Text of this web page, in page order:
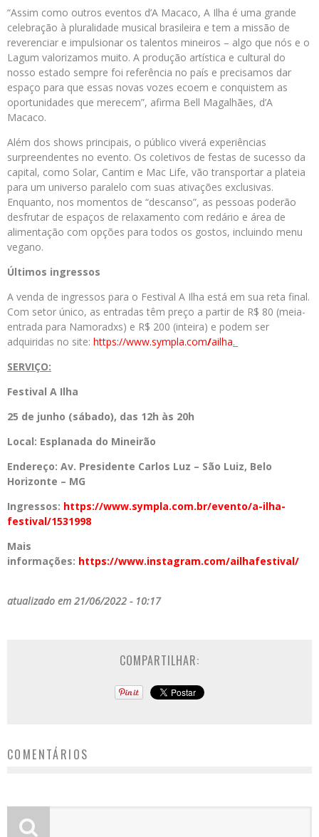
“Assim como outros eventos d’A Macaco, A Ilha é uma grande
celebração à pluralidade musical brasileira e tem a missão de
reverenciar e impulsionar os talentos mineiros – algo que nós e o
Lagum valorizamos muito. A produção artística e cultural do
nosso estado sempre foi referência no país e precisamos dar
espaço para que essas novas vozes ecoem e conquistem as
oportunidades que merecem”, afirma Bell Magalhães, d’A
Macaco.
Além dos shows principais, o público viverá experiências
surpreendentes no evento. Os coletivos de festas de sucesso da
capital, como Solar, Cantim e Mac Life, vão transportar a plateia
para um universo paralelo com suas ativações exclusivas.
Enquanto, nos momentos de “descanso”, as pessoas poderão
desfrutar de espaços de relaxamento com redário e área de
alimentação com opções para todos os gostos, incluindo menu
vegano.
Últimos ingressos
A venda de ingressos para o Festival A Ilha está em sua reta final.
Com setor único, as entradas têm preço a partir de R$ 80 (meia-
entrada para Namoradxs) e R$ 200 (inteira) e podem ser
adquiridas no site: https://www.sympla.com/ailha.
SERVIÇO:
Festival A Ilha
25 de junho (sábado), das 12h às 20h
Local: Esplanada do Mineirão
Endereço: Av. Presidente Carlos Luz – São Luiz, Belo
Horizonte – MG
Ingressos: https://www.sympla.com.br/evento/a-ilha-
festival/1531998
Mais
informações: https://www.instagram.com/ailhafestival/
atualizado em 21/06/2022 - 10:17
COMPARTILHAR:
COMENTÁRIOS